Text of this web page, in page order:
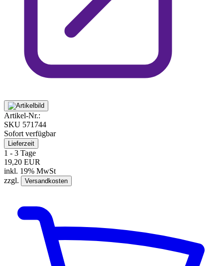
Artikel-Nr.:
SKU 571744
Sofort verfügbar
Lieferzeit
1 - 3 Tage
19,20 EUR
inkl. 19% MwSt
zzgl.
Versandkosten